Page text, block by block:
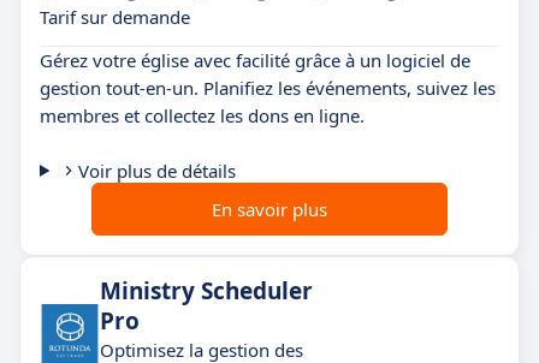
Tarif sur demande
Gérez votre église avec facilité grâce à un logiciel de
gestion tout-en-un. Planifiez les événements, suivez les
membres et collectez les dons en ligne.
Voir plus de détails
En savoir plus
Ministry Scheduler
Pro
Optimisez la gestion des